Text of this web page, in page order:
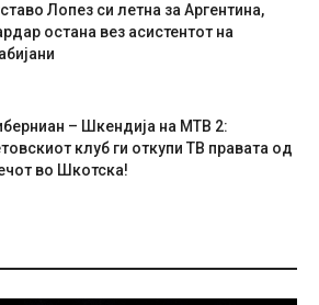
Лопез си летна за Аргентина,
остана вез асистентот на
– Шкендија на МТВ 2:
клуб ги откупи ТВ правата од
во Шкотска!